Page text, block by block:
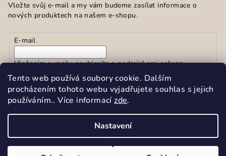
Tento web používá soubory cookie. Dalším
procházením tohoto webu vyjadřujete souhlas s jejich
používáním.. Více informacízde.
Nastavení
Vložte svůj e-mail a my vám budeme zasílat informace o
nových produktech na našem e-shopu.
E-mail
Vložením e-mailu souhlasíte spodmínkami ochrany
osobních údajů
Přihlásit se
Upravit nastavení cookies